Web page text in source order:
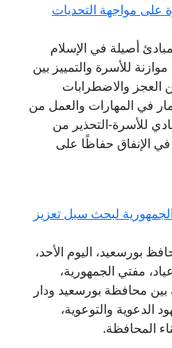
على مواجهة التحديات
أصيلة في الإسلام
للأسرة والتمييز بين
العجز والاضطرابات
في المهارات والعمل من
للأسرة-التحذير من
في الإنفاق حفاظًا على
لبحث سبل تعزيز
بورسعيد، اليوم الأحد،
مفتي الجمهورية،
محافظة بورسعيد ودار
الدعوية والتوعوية،
المحافظة.